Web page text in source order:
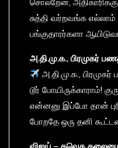
சுத்தி வர்றவங்க
பங்குதாரர்களா
அ.தி.மு.க., பிரமுகர்
அ.தி.மு.க., பிரமுகர்
டூர் போயிருக்காராம்!
என்னனு இப்போ தான்
போறதே ஒரு தனி
விஜய் – தவெக